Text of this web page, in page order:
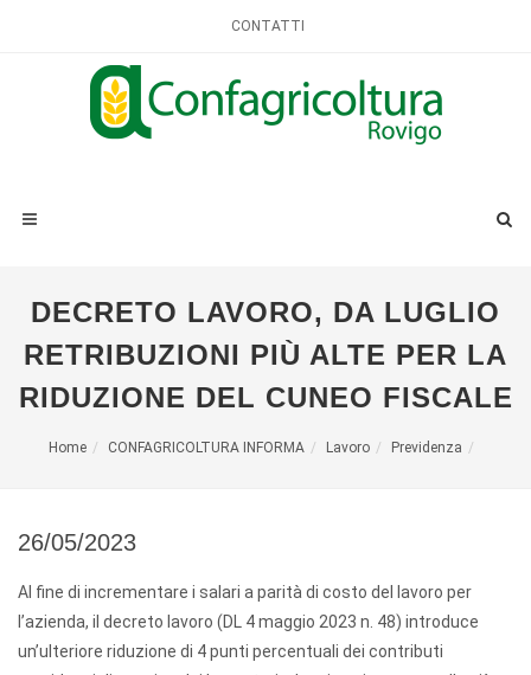
CONTATTI
DECRETO LAVORO, DA LUGLIO
RETRIBUZIONI PIÙ ALTE PER LA
RIDUZIONE DEL CUNEO FISCALE
Home CONFAGRICOLTURA INFORMA Lavoro Previdenza
26/05/2023
Al fine di incrementare i salari a parità di costo del lavoro per
l’azienda, il decreto lavoro (DL 4 maggio 2023 n. 48) introduce
un’ulteriore riduzione di 4 punti percentuali dei contributi